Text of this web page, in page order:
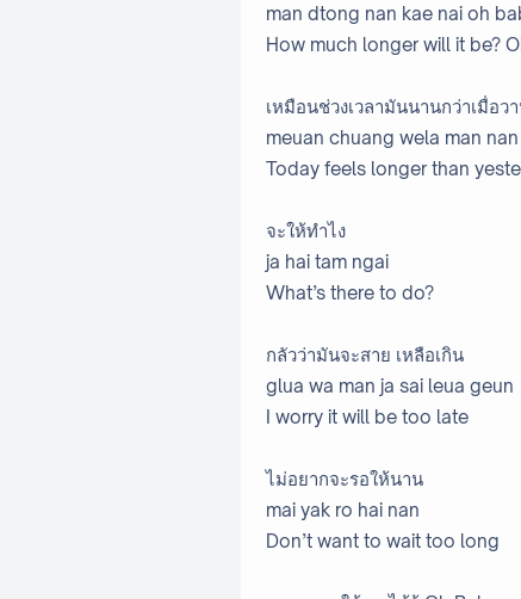
man dtong nan kae nai oh
How much longer will it be?
เหมือนช่วงเวลามันนานกว่าเมื่อ
meuan chuang wela man
Today feels longer than
จะให้ทำไง
ja hai tam ngai
What’s there to do?
กลัวว่ามันจะสาย เหลือเกิน
glua wa man ja sai leua geun
I worry it will be too late
ไม่อยากจะรอให้นาน
mai yak ro hai nan
Don’t want to wait too long